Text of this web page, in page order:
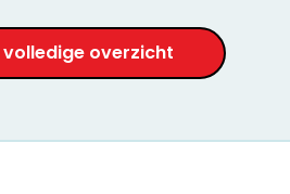
volledige overzicht